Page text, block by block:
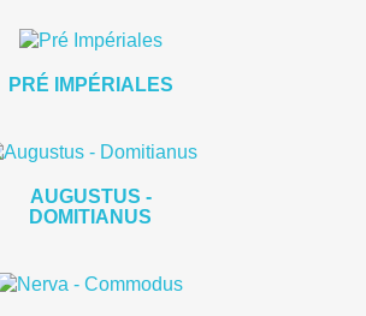
PRÉ IMPÉRIALES
AUGUSTUS -
DOMITIANUS